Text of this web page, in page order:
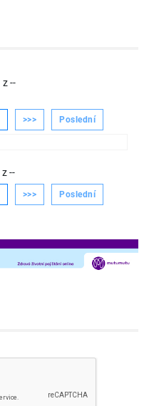
z--
>>> Poslední
z--
>>> Poslední